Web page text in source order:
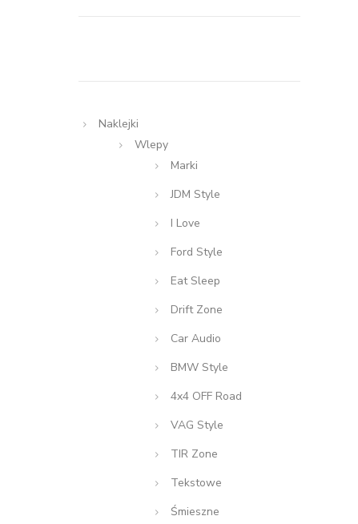
Naklejki
Wlepy
Marki
JDM Style
I Love
Ford Style
Eat Sleep
Drift Zone
Car Audio
BMW Style
4x4 OFF Road
VAG Style
TIR Zone
Tekstowe
Śmieszne